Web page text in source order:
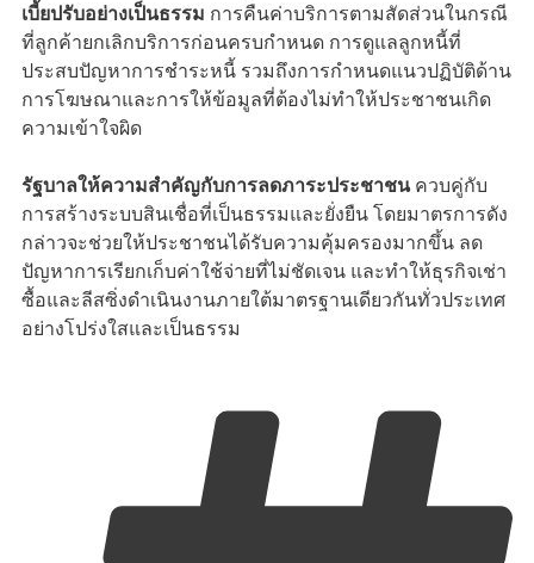
เบี้ยปรับอย่างเป็นธรรม การคืนค่าบริการตามสัดส่วนในกรณี
ที่ลูกค้ายกเลิกบริการก่อนครบกำหนด การดูแลลูกหนี้ที่
ประสบปัญหาการชำระหนี้ รวมถึงการกำหนดแนวปฏิบัติด้าน
การโฆษณาและการให้ข้อมูลที่ต้องไม่ทำให้ประชาชนเกิด
ความเข้าใจผิด
รัฐบาลให้ความสำคัญกับการลดภาระประชาชนควบคู่กับ
การสร้างระบบสินเชื่อที่เป็นธรรมและยั่งยืน โดยมาตรการดัง
กล่าวจะช่วยให้ประชาชนได้รับความคุ้มครองมากขึ้น ลด
ปัญหาการเรียกเก็บค่าใช้จ่ายที่ไม่ชัดเจน และทำให้ธุรกิจเช่า
ซื้อและลีสซิ่งดำเนินงานภายใต้มาตรฐานเดียวกันทั่วประเทศ
อย่างโปร่งใสและเป็นธรรม